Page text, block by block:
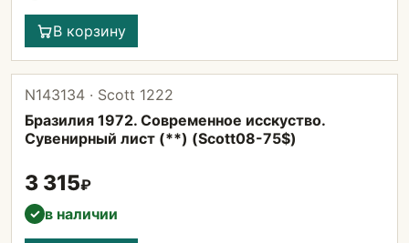
В корзину
N143134 · Scott 1222
Бразилия 1972. Современное исскуство.
Сувенирный лист (**) (Scott08-75$)
3 315₽
✓ в наличии